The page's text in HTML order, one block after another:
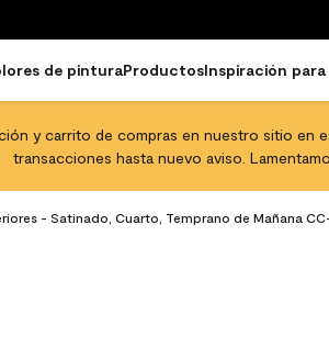
de pinturaProductosInspiración
y carrito de compras en nuestro sitio en
transacciones hasta nuevo aviso.
- Satinado, Cuarto, Temprano de Mañana